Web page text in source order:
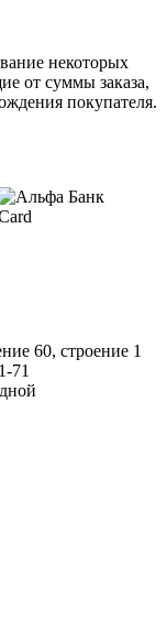
некоторых
от суммы заказа,
покупателя.
60, строение 1
71